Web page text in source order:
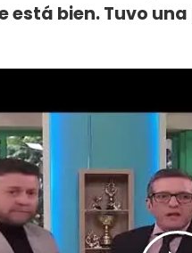
está bien. Tuvo